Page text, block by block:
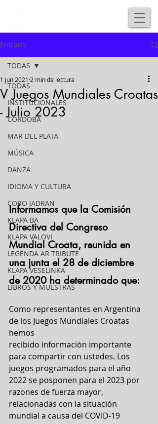
Entrada
TODAS
INSTITUCIONALES
CORDOBA
MAR DEL PLATA
MÚSICA
DANZA
IDIOMA Y CULTURA
CORO JADRAN
KLAPA BA
KLAPA VALOVI
LEGENDA AR TRIBUTE
KLAPA VESELINKA
LIBROS Y MUESTRAS
TODAS
V Juegos Mundiales Croatas
- Julio 2023
1 jun 2021 2 min de lectura
Informamos que la Comisión
Directiva del Congreso
Mundial Croata, reunida en
una junta el 28 de diciembre
de 2020 ha determinado que:
Como representantes en Argentina
de los Juegos Mundiales Croatas
hemos
recibido información importante
para compartir con ustedes. Los
juegos programados para el año
2022 se posponen para el 2023 por
razones de fuerza mayor,
relacionadas con la situación
mundial a causa del COVID-19